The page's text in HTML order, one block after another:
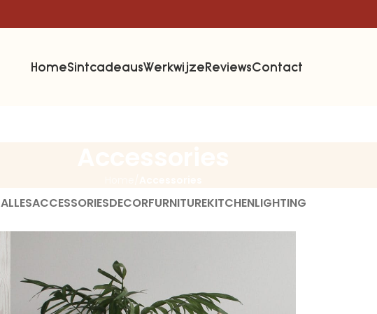
HomeSintcadeausWerkwijzeReviewsContact
ALLESACCESSORIESDECORFURNITUREKITCHENLIGHTING